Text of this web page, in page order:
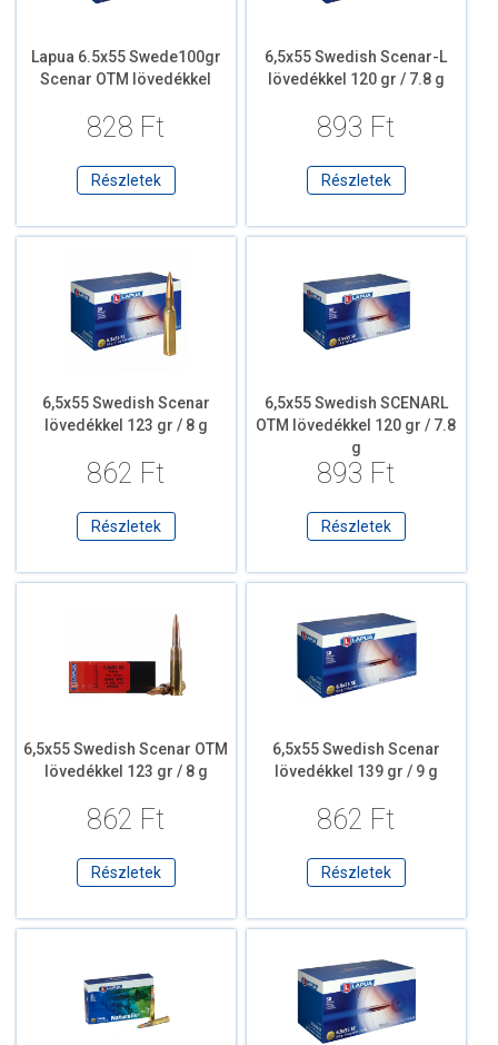
Lapua 6.5x55 Swede100gr
Scenar OTM lövedékkel
828 Ft
Részletek
6,5x55 Swedish Scenar-L
lövedékkel 120 gr / 7.8 g
893 Ft
Részletek
6,5x55 Swedish Scenar
lövedékkel 123 gr / 8 g
862 Ft
Részletek
6,5x55 Swedish SCENARL
OTM lövedékkel 120 gr / 7.8
g
893 Ft
Részletek
6,5x55 Swedish Scenar OTM
lövedékkel 123 gr / 8 g
862 Ft
Részletek
6,5x55 Swedish Scenar
lövedékkel 139 gr / 9 g
862 Ft
Részletek